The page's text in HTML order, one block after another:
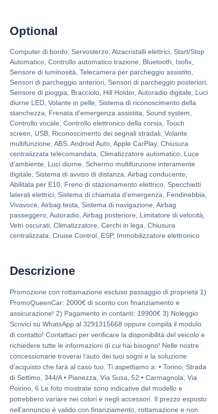
Optional
Computer di bordo, Servosterzo, Alzacristalli elettrici, Start/Stop
Automatico, Controllo automatico trazione, Bluetooth, Isofix,
Sensore di luminosità, Telecamera per parcheggio assistito,
Sensori di parcheggio anteriori, Sensori di parcheggio posteriori,
Sensore di pioggia, Bracciolo, Hill Holder, Autoradio digitale, Luci
diurne LED, Volante in pelle, Sistema di riconoscimento della
stanchezza, Frenata d’emergenza assistita, Sound system,
Controllo vocale, Controllo elettronico della corsia, Touch
screen, USB, Riconoscimento dei segnali stradali, Volante
multifunzione, ABS, Android Auto, Apple CarPlay, Chiusura
centralizzata telecomandata, Climatizzatore automatico, Luce
d’ambiente, Luci diurne, Schermo multifunzione interamente
digitale, Sistema di avviso di distanza, Airbag conducente,
Abilitata per E10, Freno di stazionamento elettrico, Specchietti
laterali elettrici, Sistema di chiamata d’emergenza, Fendinebbia,
Vivavoce, Airbag testa, Sistema di navigazione, Airbag
passeggero, Autoradio, Airbag posteriore, Limitatore di velocità,
Vetri oscurati, Climatizzatore, Cerchi in lega, Chiusura
centralizzata, Cruise Control, ESP, Immobilizzatore elettronico
Descrizione
Promozione con rottamazione escluso passaggio di proprietà 1)
PromoQueenCar: 2000€ di sconto con finanziamento e
assicurazione! 2) Pagamento in contanti: 19900€ 3) Noleggio
Scrivici su WhatsApp al 3291315668 oppure compila il modulo
di contatto! Contattaci per verificare la disponibilità del veicolo e
richiedere tutte le informazioni di cui hai bisogno! Nelle nostre
concessionarie troverai l’auto dei tuoi sogni e la soluzione
d’acquisto che farà al caso tuo. Ti aspettiamo a: • Torino, Strada
di Settimo, 344/A • Pianezza, Via Susa, 52 • Carmagnola, Via
Poirino, 6 Le foto mostrate sono indicative del modello e
potrebbero variare nei colori e negli accessori. Il prezzo esposto
nell’annuncio è valido con finanziamento, rottamazione e non